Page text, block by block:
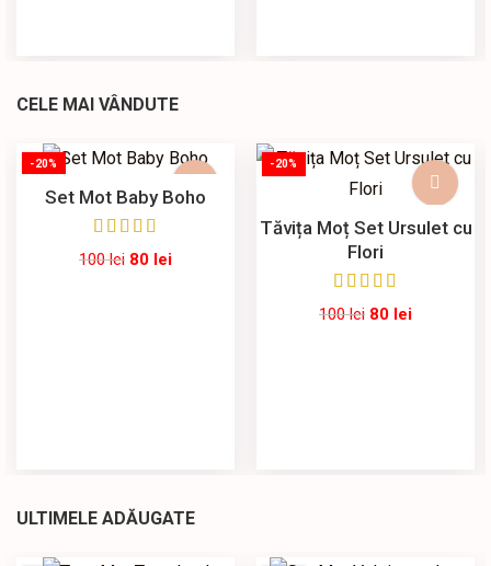
CELE MAI VÂNDUTE
-20%
Set Mot Baby Boho
100lei 80 lei
-20%
Tăvița Moț Set Ursulet cu
Flori
100lei 80 lei
ULTIMELE ADĂUGATE